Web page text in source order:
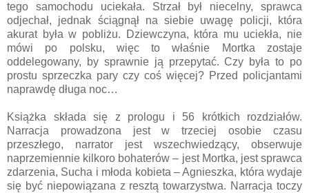
tego samochodu uciekała. Strzał był niecelny, sprawca
odjechał, jednak ściągnął na siebie uwagę policji, która
akurat była w pobliżu. Dziewczyna, która mu uciekła, nie
mówi po polsku, więc to właśnie Mortka zostaje
oddelegowany, by sprawnie ją przepytać. Czy była to po
prostu sprzeczka pary czy coś więcej? Przed policjantami
naprawdę długa noc…
Książka składa się z prologu i 56 krótkich rozdziałów.
Narracja prowadzona jest w trzeciej osobie czasu
przeszłego, narrator jest wszechwiedzący, obserwuje
naprzemiennie kilkoro bohaterów – jest Mortka, jest sprawca
zdarzenia, Sucha i młoda kobieta – Agnieszka, która wydaje
się być niepowiązana z resztą towarzystwa. Narracja toczy